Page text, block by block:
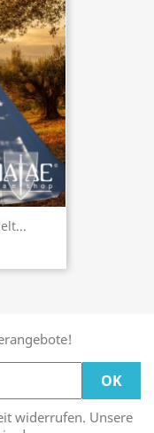
widerrufen. Unsere